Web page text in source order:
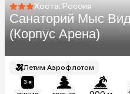
Хоста, Россия
Санаторий Мыс
(Корпус Арена)
Летим Аэрофлотом